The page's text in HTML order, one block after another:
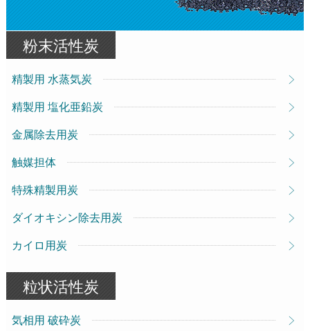
粉末活性炭
精製用 水蒸気炭
精製用 塩化亜鉛炭
金属除去用炭
触媒担体
特殊精製用炭
ダイオキシン除去用炭
カイロ用炭
粒状活性炭
気相用 破砕炭